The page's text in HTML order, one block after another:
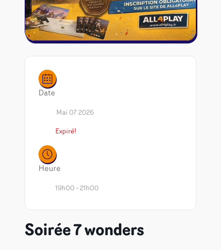
Naruto Mythos
Autres
Tapis de jeu
Date
Mai 07 2026
Expiré!
Heure
19h00 - 21h00
Soirée 7 wonders